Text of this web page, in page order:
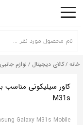
اشتراک
با
استفاده
از
روش‌های
خانه /کالای دیجیتال / لوازم جانبی
M31s
Galaxy M31s Mobile